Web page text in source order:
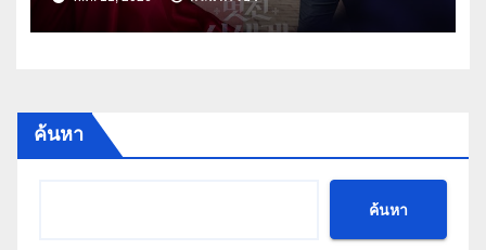
ฟาดกลางกองถ่าย 2026!
ค้นหา
ค้นหา